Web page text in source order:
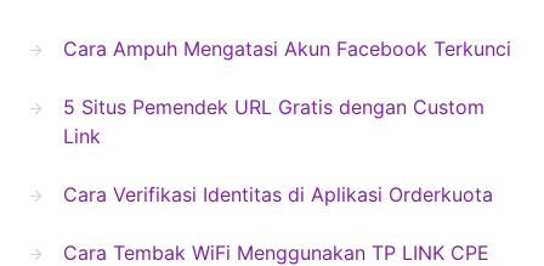
Cara Ampuh Mengatasi Akun Facebook Terkunci
5 Situs Pemendek URL Gratis dengan Custom
Link
Cara Verifikasi Identitas di Aplikasi Orderkuota
Cara Tembak WiFi Menggunakan TP LINK CPE